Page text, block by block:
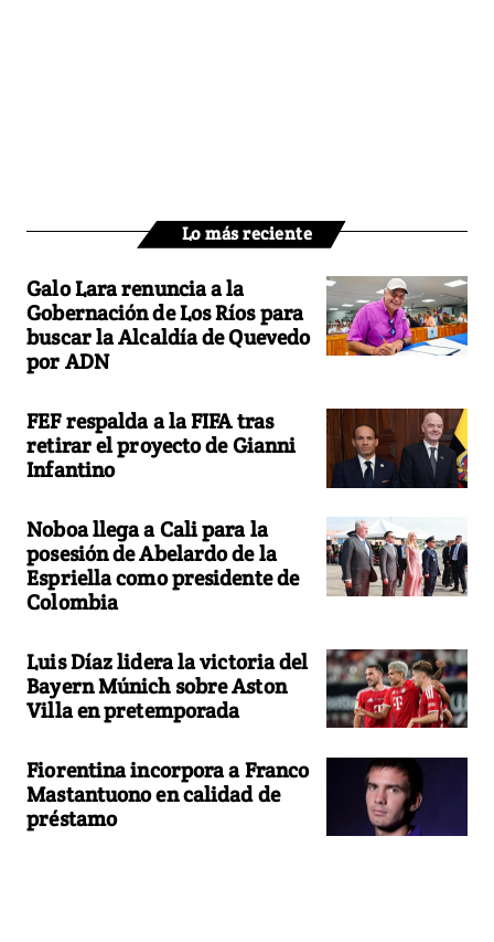
Lo más reciente
Galo Lara renuncia a la
Gobernación de Los Ríos para
buscar la Alcaldía de Quevedo
por ADN
FEF respalda a la FIFA tras
retirar el proyecto de Gianni
Infantino
Noboa llega a Cali para la
posesión de Abelardo de la
Espriella como presidente de
Colombia
Luis Díaz lidera la victoria del
Bayern Múnich sobre Aston
Villa en pretemporada
Fiorentina incorpora a Franco
Mastantuono en calidad de
préstamo